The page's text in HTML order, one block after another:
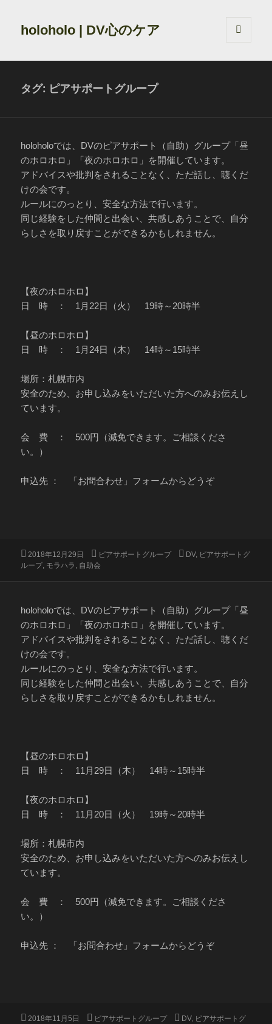
holoholo | DV心のケア
ーとウ
タグ: ピアサポートグループ
holoholoでは、DVのピアサポート（自助）グループ「昼
のホロホロ」「夜のホロホロ」を開催しています。
アドバイスや批判をされることなく、ただ話し、聴くだ
けの会です。
ルールにのっとり、安全な方法で行います。
同じ経験をした仲間と出会い、共感しあうことで、自分
らしさを取り戻すことができるかもしれません。
【夜のホロホロ】
日 時 ： 1月22日（火） 19時～20時半
【昼のホロホロ】
日 時 ： 1月24日（木） 14時～15時半
場所：札幌市内
安全のため、お申し込みをいただいた方へのみお伝えし
ています。
会 費 ： 500円（減免できます。ご相談くださ
い。）
申込先 ： 「お問合わせ」フォームからどうぞ
投
稿
2018年12月29日
カ
テ
ピアサポートグループ
タ
DV, ピアサポートグ
ループ, モラハラ , 自助会
holoholoでは、DVのピアサポート（自助）グループ「昼
のホロホロ」「夜のホロホロ」を開催しています。
アドバイスや批判をされることなく、ただ話し、聴くだ
けの会です。
ルールにのっとり、安全な方法で行います。
同じ経験をした仲間と出会い、共感しあうことで、自分
らしさを取り戻すことができるかもしれません。
【昼のホロホロ】
日 時 ： 11月29日（木） 14時～15時半
【夜のホロホロ】
日 時 ： 11月20日（火） 19時～20時半
場所：札幌市内
安全のため、お申し込みをいただいた方へのみお伝えし
ています。
会 費 ： 500円（減免できます。ご相談くださ
い。）
申込先 ： 「お問合わせ」フォームからどうぞ
投
2018年11月5日
カ
ピアサポートグループ
タ
DV, ピアサポートグ